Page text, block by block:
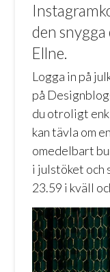
den
Ellne.
Logga in på
på
du otroligt
kan tävla om
omedelbart
i julstöket och
23.59 i kväll